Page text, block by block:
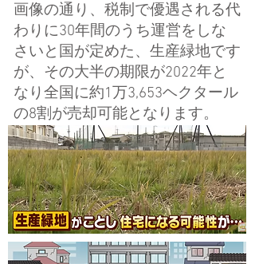
画像の通り、税制で優遇される代
わりに30年間のうち運営をしな
さいと国が定めた、生産緑地です
が、その大半の期限が2022年と
なり全国に約1万3,653ヘクタール
の8割が売却可能となります。